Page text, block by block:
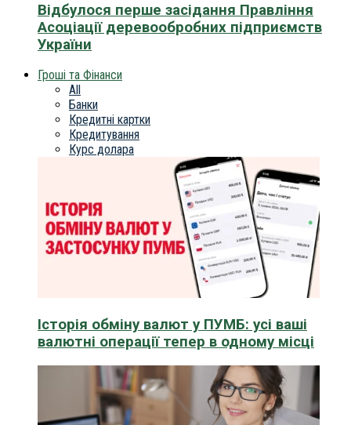
Відбулося перше засідання Правління
Асоціації деревообробних підприємств
України
Гроші та Фінанси
All
Банки
Кредитні картки
Кредитування
Курс долара
Історія обміну валют у ПУМБ: усі ваші
валютні операції тепер в одному місці